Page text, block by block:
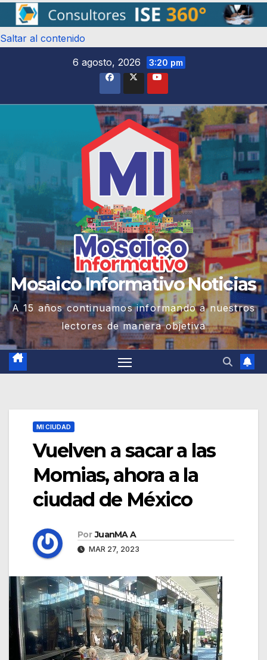
Saltar al contenido
6 agosto, 2026
3:20 pm
Mosaico Informativo Noticias
A 15 años continuamos informando a nuestros
lectores de manera objetiva
MI CIUDAD
Vuelven a sacar a las
Momias, ahora a la
ciudad de México
Por JuanMA A
MAR 27, 2023